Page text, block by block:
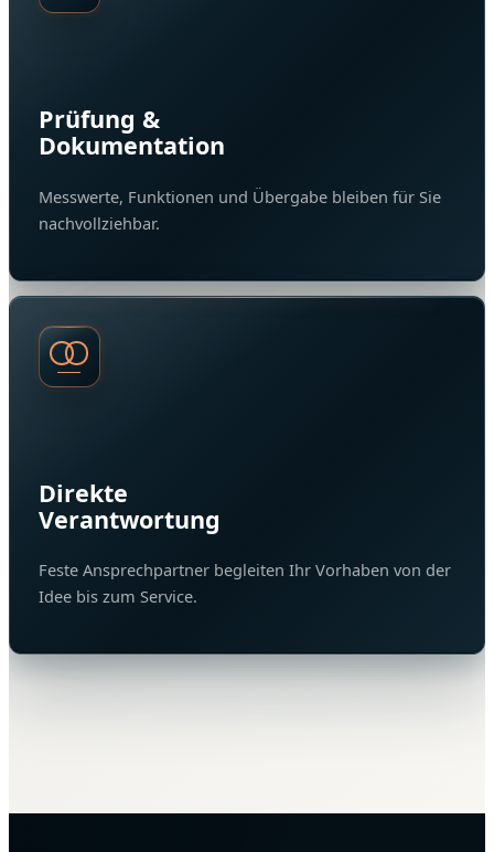
Prüfung &
Dokumentation
Messwerte, Funktionen und Übergabe bleiben für Sie
nachvollziehbar.
Direkte
Verantwortung
Feste Ansprechpartner begleiten Ihr Vorhaben von der
Idee bis zum Service.